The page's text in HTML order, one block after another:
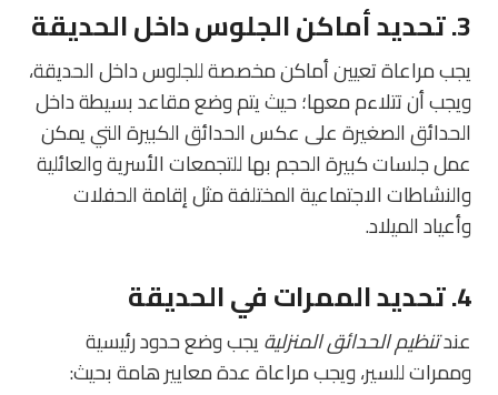
3. تحديد أماكن الجلوس داخل الحديقة
يجب مراعاة تعيين أماكن مخصصة للجلوس داخل الحديقة،
ويجب أن تتلاءم معها؛ حيث يتم وضع مقاعد بسيطة داخل
الحدائق الصغيرة على عكس الحدائق الكبيرة التي يمكن
عمل جلسات كبيرة الحجم بها للتجمعات الأسرية والعائلية
والنشاطات الاجتماعية المختلفة مثل إقامة الحفلات
وأعياد الميلاد.
4. تحديد الممرات في الحديقة
عندتنظيم الحدائق المنزليةيجب وضع حدود رئيسية
وممرات للسير، ويجب مراعاة عدة معايير هامة بحيث: